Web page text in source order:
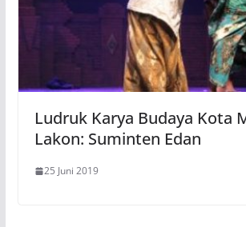
Ludruk Karya Budaya Kota
Lakon: Suminten Edan
25 Juni 2019